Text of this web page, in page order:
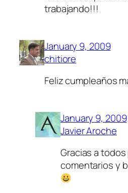
trabajando!!!
January 9, 2009
chitiore
Feliz cumpleaños
January 9, 2009
Javier Aroche
Gracias a
comentarios y